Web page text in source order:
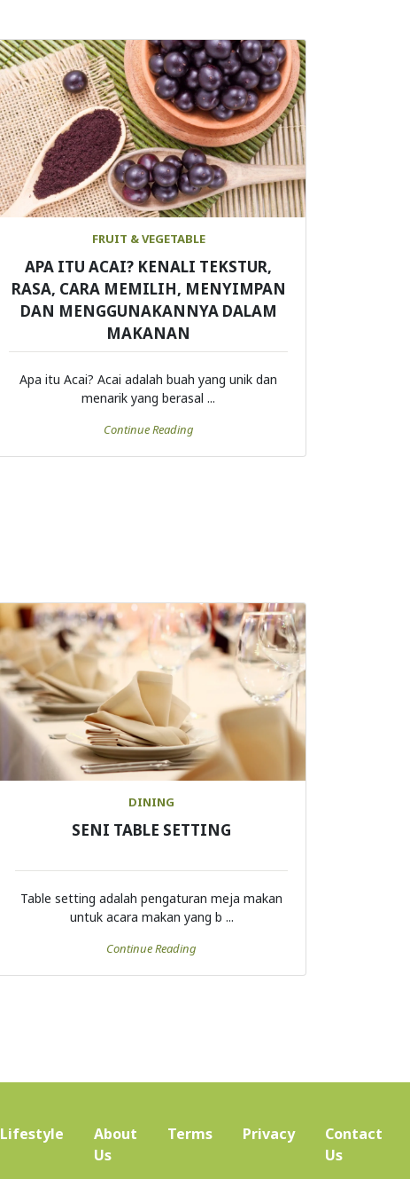
FRUIT & VEGETABLE
APA ITU ACAI? KENALI TEKSTUR,
RASA, CARA MEMILIH, MENYIMPAN
DAN MENGGUNAKANNYA DALAM
MAKANAN
Apa itu Acai? Acai adalah buah yang unik dan
menarik yang berasal ...
Continue Reading
DINING
SENI TABLE SETTING
Table setting adalah pengaturan meja makan
untuk acara makan yang b ...
Continue Reading
Lifestyle
About
Us(current)
Terms Privacy
Contact
Us